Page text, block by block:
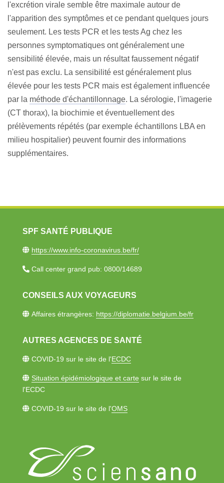
l'excrétion virale semble être maximale autour de
l'apparition des symptômes et ce pendant quelques jours
seulement. Les tests PCR et les tests Ag chez les
personnes symptomatiques ont généralement une
sensibilité élevée, mais un résultat faussement négatif
n'est pas exclu. La sensibilité est généralement plus
élevée pour les tests PCR mais est également influencée
par la méthode d'échantillonnage. La sérologie, l'imagerie
(CT thorax), la biochimie et éventuellement des
prélèvements répétés (par exemple échantillons LBA en
milieu hospitalier) peuvent fournir des informations
supplémentaires.
SPF SANTÉ PUBLIQUE
https://www.info-coronavirus.be/fr/​
Call center grand pub: 0800/14689​
CONSEILS AUX VOYAGEURS
Affaires étrangères: https://diplomatie.belgium.be/fr​
AUTRES AGENCES DE SANTÉ​
COVID-19 sur le site de l'ECDC
Situation épidémiologique et carte sur le site de
l'ECDC
COVID-19 sur le site de​ l'OMS